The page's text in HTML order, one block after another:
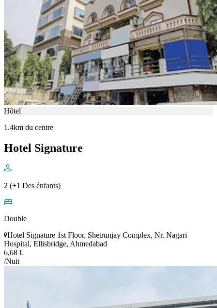
Hôtel
1.4km du centre
Hotel Signature
2 (+1 Des énfants)
Double
Hotel Signature 1st Floor, Shetrunjay Complex, Nr. Nagari
Hospital, Ellisbridge, Ahmedabad
6,68 €
/Nuit